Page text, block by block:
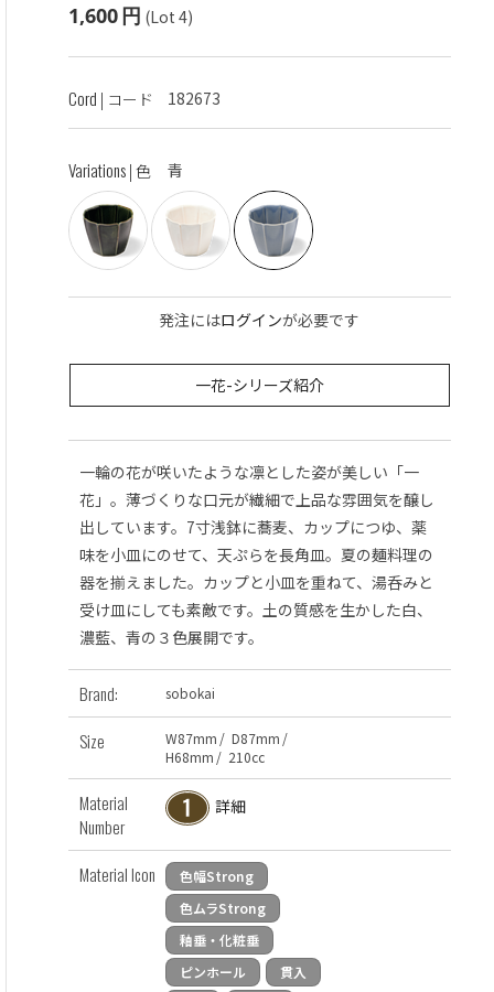
1,600円 (Lot 4)
Cord | コード 182673
Variations| 色 青
発注にはログインが必要です
一花-シリーズ紹介
一輪の花が咲いたような凛とした姿が美しい「一
花」。薄づくりな口元が繊細で上品な雰囲気を醸し
出しています。7寸浅鉢に蕎麦、カップにつゆ、薬
味を小皿にのせて、天ぷらを長角皿。夏の麺料理の
器を揃えました。カップと小皿を重ねて、湯呑みと
受け皿にしても素敵です。土の質感を生かした白、
濃藍、青の３色展開です。
Brand: sobokai
Size W87mm / D87mm /
H68mm / 210cc
Material
Number
詳細
Material Icon
色幅Strong
色ムラStrong
釉垂・化粧垂
ピンホール
貫入